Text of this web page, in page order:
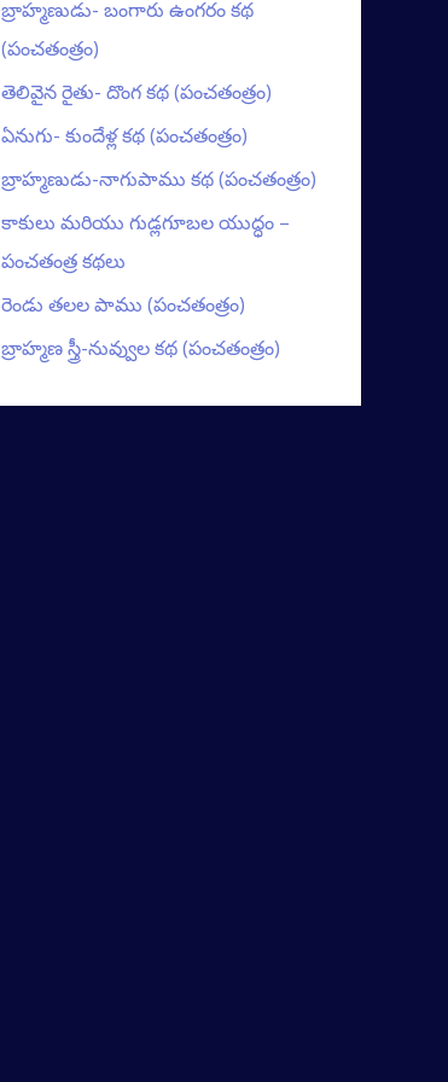
బ్రాహ్మణుడు- బంగారు ఉంగరం కథ
(పంచతంత్రం)
తెలివైన రైతు- దొంగ కథ (పంచతంత్రం)
ఏనుగు- కుందేళ్ల కథ (పంచతంత్రం)
బ్రాహ్మణుడు-నాగుపాము కథ (పంచతంత్రం)
కాకులు మరియు గుడ్లగూబల యుద్ధం –
పంచతంత్ర కథలు
రెండు తలల పాము (పంచతంత్రం)
బ్రాహ్మణ స్త్రీ-నువ్వుల కథ (పంచతంత్రం)